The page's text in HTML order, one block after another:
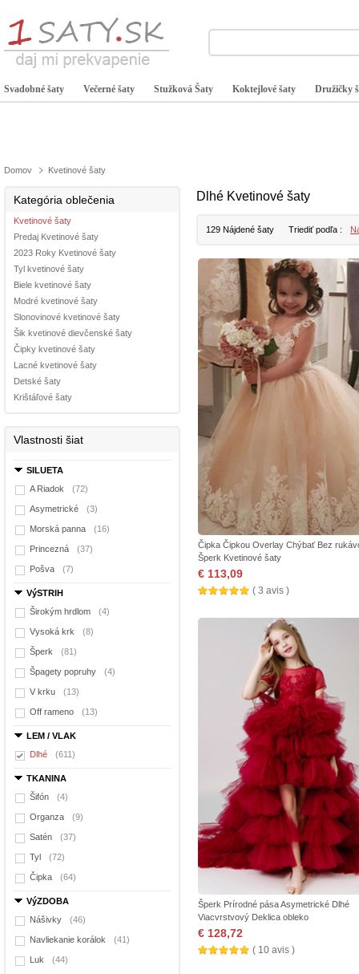
Svadobné šaty Večerné šaty Stužková Šaty Koktejlové šaty Družičky
Domov Kvetinové šaty
Kategória oblečenia
Kvetinové šaty
Predaj Kvetinové šaty
2023 Roky Kvetinové šaty
Tyl kvetinové šaty
Biele kvetinové šaty
Modré kvetinové šaty
Slonovinové kvetinové šaty
Šik kvetinové dievčenské šaty
Čipky kvetinové šaty
Lacné kvetinové šaty
Detské šaty
Krištáľové šaty
Vlastnosti šiat
SILUETA
A Riadok
(72)
Asymetrické (3)
Morská panna (16)
Princezná (37)
Pošva (7)
VýSTRIH
Širokým hrdlom
(4)
Vysoká krk (8)
Šperk (81)
Špagety popruhy (4)
V krku (13)
Off rameno (13)
LEM / VLAK
Dlhé
(611)
TKANINA
Šifón
(4)
Organza (9)
Satén (37)
Tyl (72)
Čipka (64)
VýZDOBA
Nášivky
(46)
Navliekanie korálok (41)
Luk (44)
Dlhé Kvetinové šaty
129 Nájdené šaty Triediť podľa :
Čipka Čipkou Overlay Chýbať Bez
Šperk Kvetinové šaty
€ 113,09
( 3 avis )
Šperk Prírodné pása Asymetrické Dlhé
Viacvrstvový Deklica obleko
€ 128,72
( 10 avis )